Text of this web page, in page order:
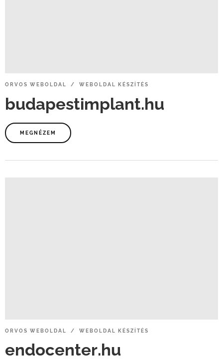
ORVOS WEBOLDAL / WEBOLDAL KÉSZÍTÉS
budapestimplant.hu
MEGNÉZEM
ORVOS WEBOLDAL / WEBOLDAL KÉSZÍTÉS
endocenter.hu